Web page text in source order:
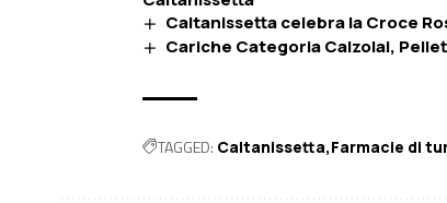
Caltanissetta celebra la Croce
Cariche Categoria Calzolai,
TAGGED: Caltanissetta Farmacie di